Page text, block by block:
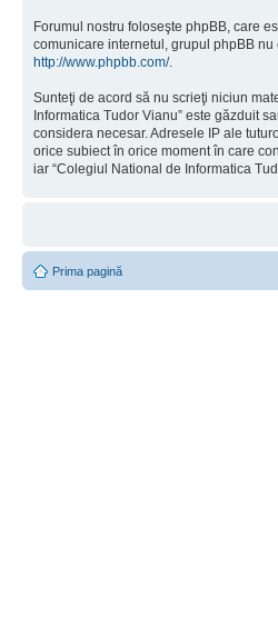
Forumul nostru foloseşte phpBB, care
comunicare internetul, grupul phpBB
http://www.phpbb.com/.
Sunteţi de acord să nu scrieţi niciun
Informatica Tudor Vianu” este găzduit
considera necesar. Adresele IP ale
orice subiect în orice moment în care
iar “Colegiul National de Informatica
Prima pagină